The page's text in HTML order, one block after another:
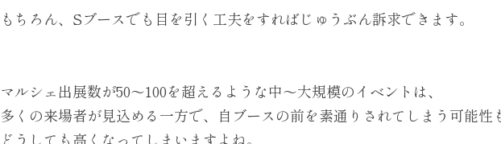
もちろん、Sブースでも目を引く工夫をすればじゅうぶん訴求できます。
マルシェ出展数が50～100を超えるような中～大規模のイベントは、
多くの来場者が見込める一方で、自ブースの前を素通りされてしまう可能性
どうしても高くなってしまいますよね。